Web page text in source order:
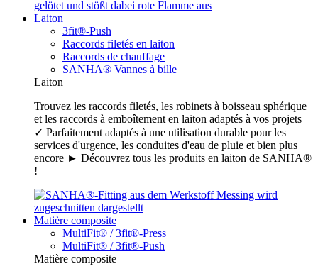
Laiton
3fit®-Push
Raccords filetés en laiton
Raccords de chauffage
SANHA® Vannes à bille
Laiton
Trouvez les raccords filetés, les robinets à boisseau sphérique
et les raccords à emboîtement en laiton adaptés à vos projets
✓ Parfaitement adaptés à une utilisation durable pour les
services d'urgence, les conduites d'eau de pluie et bien plus
encore ► Découvrez tous les produits en laiton de SANHA®
!
Matière composite
MultiFit® / 3fit®-Press
MultiFit® / 3fit®-Push
Matière composite